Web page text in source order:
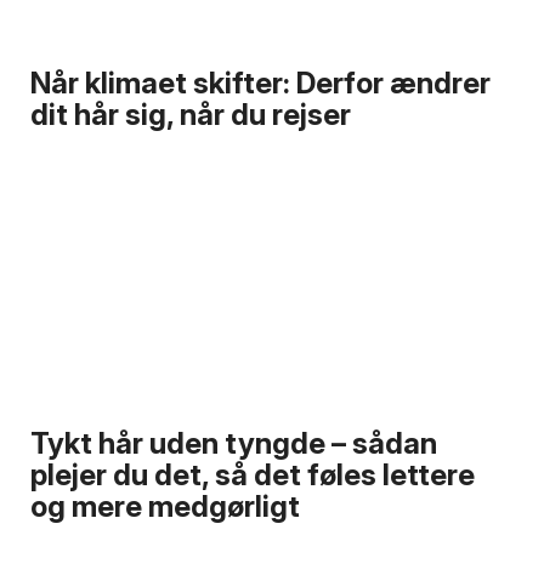
Når klimaet skifter: Derfor ændrer
dit hår sig, når du rejser
Tykt hår uden tyngde – sådan
plejer du det, så det føles lettere
og mere medgørligt